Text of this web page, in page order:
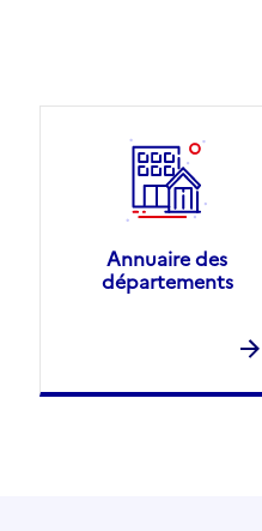
Annuaire des
départements